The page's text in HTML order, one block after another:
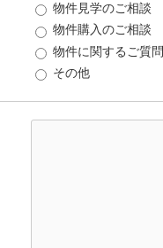
物件見学のご相談
物件購入のご相談
物件に関するご質問
その他